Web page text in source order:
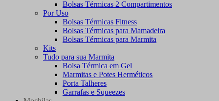
Bolsas Térmicas 2 Compartimentos
Por Uso
Bolsas Térmicas Fitness
Bolsas Térmicas para Mamadeira
Bolsas Térmicas para Marmita
Kits
Tudo para sua Marmita
Bolsa Térmica em Gel
Marmitas e Potes Herméticos
Porta Talheres
Garrafas e Squeezes